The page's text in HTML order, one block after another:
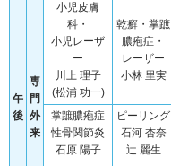
午
後
専
門
外
来
小児皮膚
科・
小児レーザ
ー
川上 理子
(松浦 功一)
乾癬・掌蹠
膿疱症・
レーザー
小林 里実
掌蹠膿疱症
性骨関節炎
石原 陽子
ピーリング
石河 杏奈
辻 麗生